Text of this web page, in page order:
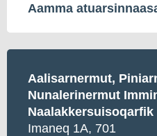
Aamma
Aalisarnermut,
Nunalerinermut
Naalakkersuisoqarfik
Imaneq 1A, 701